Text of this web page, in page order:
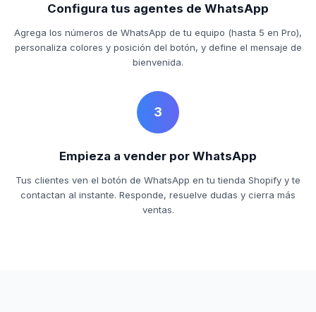
Configura tus agentes de WhatsApp
Agrega los números de WhatsApp de tu equipo (hasta 5 en Pro),
personaliza colores y posición del botón, y define el mensaje de
bienvenida.
3
Empieza a vender por WhatsApp
Tus clientes ven el botón de WhatsApp en tu tienda Shopify y te
contactan al instante. Responde, resuelve dudas y cierra más
ventas.